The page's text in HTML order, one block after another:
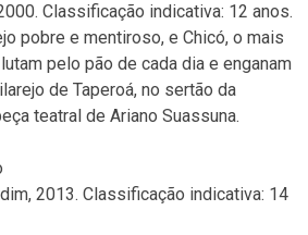
Classificação indicativa: 12 anos.
pobre e mentiroso, e Chicó, o mais
pelo pão de cada dia e enganam
de Taperoá, no sertão da
teatral de Ariano Suassuna.
2013. Classificação indicativa: 14